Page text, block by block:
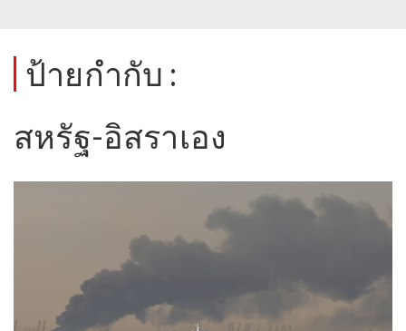
ป้ายกำกับ :
สหรัฐ-อิสราเอง